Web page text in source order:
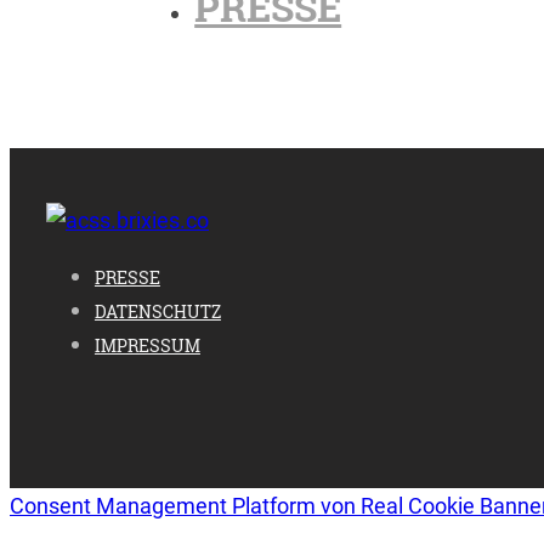
PRESSE
DATENSCHUTZ
IMPRESSUM
Consent Management Platform von Real Cookie